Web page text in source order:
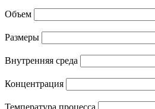
Объем
Размеры
Внутренняя среда
Концентрация
Температура процесса